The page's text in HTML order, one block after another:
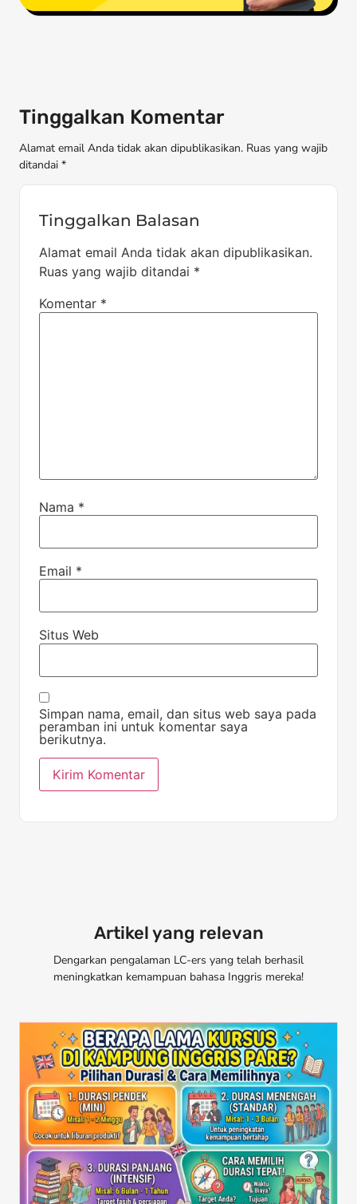
Tinggalkan Komentar
Alamat email Anda tidak akan dipublikasikan. Ruas yang wajib
ditandai *
Tinggalkan Balasan
Alamat email Anda tidak akan dipublikasikan.
Ruas yang wajib ditandai *
Komentar *
Nama *
Email *
Situs Web
Simpan nama, email, dan situs web saya pada
peramban ini untuk komentar saya
berikutnya.
Artikel yang relevan
Dengarkan pengalaman LC-ers yang telah berhasil
meningkatkan kemampuan bahasa Inggris mereka!